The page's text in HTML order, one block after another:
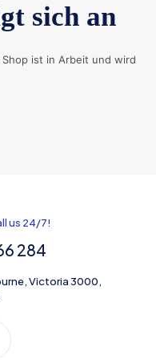
sich an
ist in Arbeit und wird
us 24/7!
284
Victoria 3000,